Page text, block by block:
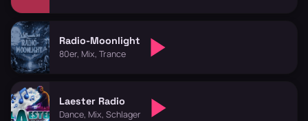
Radio-Moonlight
80er, Mix, Trance
Laester Radio
Dance, Mix, Schlager